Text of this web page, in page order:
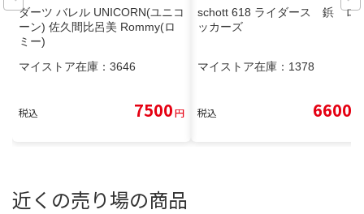
ダーツ バレル UNICORN(ユニコ
ーン) 佐久間比呂美 Rommy(ロ
ミー)
マイストア在庫： 3646
税込 7500円
schott 618 ライダース 鋲 ロ
ッカーズ
マイストア在庫： 1378
税込 6600
近くの売り場の商品